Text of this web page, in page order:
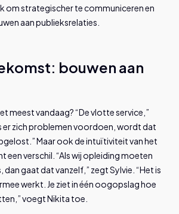
om strategischer te communiceren en
aan publieksrelaties.
bouwen aan
meest vandaag? “De vlotte service,”
er zich problemen voordoen, wordt dat
Maar ook de intuïtiviteit van het
verschil. “Als wij opleiding moeten
dan gaat dat vanzelf,” zegt Sylvie. “Het is
werkt. Je ziet in één oogopslag hoe
voegt Nikita toe.